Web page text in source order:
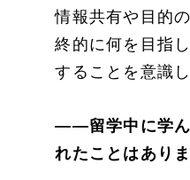
情報共有や目的
終的に何を目指
することを意識
——留学中に学ん
れたことはあり